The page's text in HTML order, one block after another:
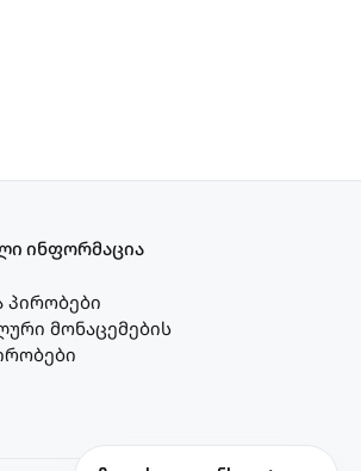
ინფორმაცია
პირობები
მონაცემების